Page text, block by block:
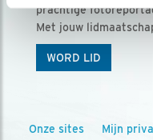
prachtige
Met jouw
WORD LID
Onze sites Mijn